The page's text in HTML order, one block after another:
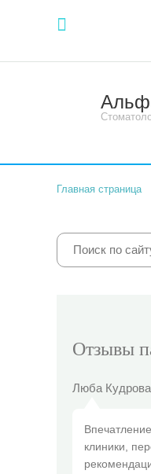
Главная страница
Отзывы
Люба Кудрова
клиники,